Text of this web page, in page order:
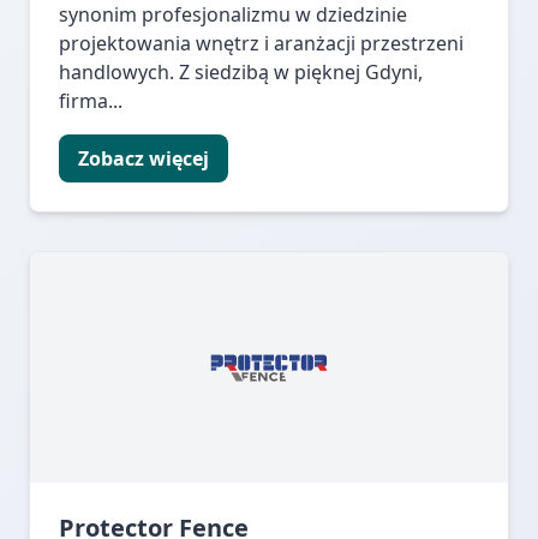
synonim profesjonalizmu w dziedzinie
projektowania wnętrz i aranżacji przestrzeni
handlowych. Z siedzibą w pięknej Gdyni,
firma...
Zobacz więcej
Protector Fence